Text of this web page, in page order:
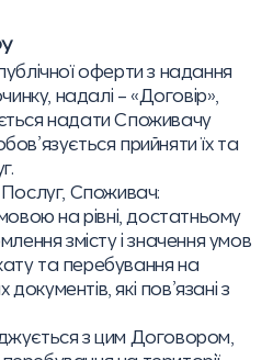
оферти з надання
надалі – «Договір»,
надати Споживачу
прийняти їх та
Споживач:
на рівні, достатньому
змісту і значення умов
та перебування на
документів, які пов’язані з
з цим Договором,